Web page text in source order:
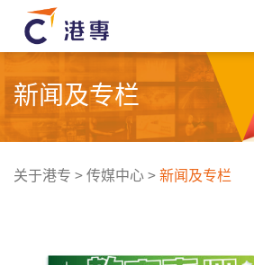
新闻及专栏
关于港专 >传媒中心>新闻及专栏